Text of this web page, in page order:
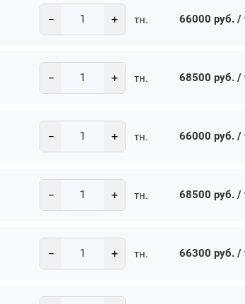
− + тн. 66000 руб. /
− + тн. 68500 руб. /
− + тн. 66000 руб. /
− + тн. 68500 руб. /
− + тн. 66300 руб. /